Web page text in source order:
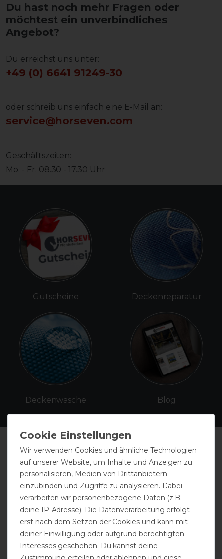
Du hast noch mehr Fragen oder
möchtest ein unverbindliches
Angebot?
Du erreichst uns unter:
+49 (0) 6641 91249-30
oder schreib uns einfach eine E-Mail an:
service@horseven.com
Geschäftszeiten:
Mo. - Fr. 08.30 - 17.30 Uhr
Gutscheine
Deckenwäsche
Deckenreparatur
Blog
Kundenmeinungen: Das sagen
unsere Kunden über uns
Wir verwenden Cookies und ähnliche Technologien
auf unserer Website, um Inhalte und Anzeigen zu
personalisieren, Medien von Drittanbietern
einzubinden und Zugriffe zu analysieren. Dabei
verarbeiten wir personenbezogene Daten (z.B.
deine IP-Adresse). Die Datenverarbeitung erfolgt
erst nach dem Setzen der Cookies und kann mit
deiner Einwilligung oder aufgrund berechtigten
Interesses geschehen. Du kannst deine
Zustimmung erteilen oder ablehnen und diese